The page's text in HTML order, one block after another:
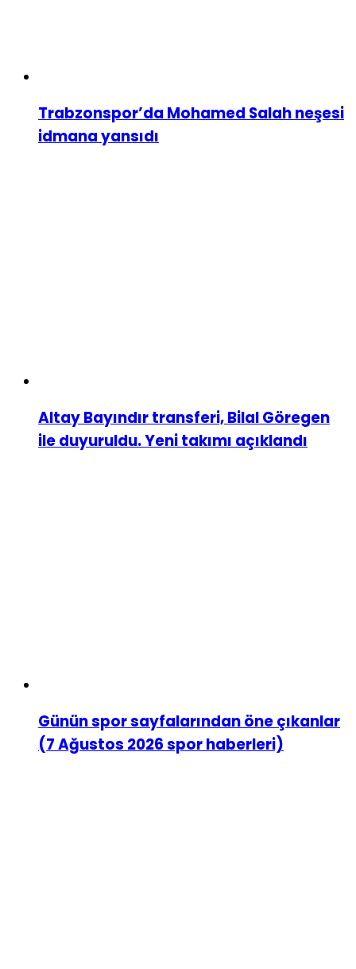
Trabzonspor’da Mohamed Salah neşesi
idmana yansıdı
Altay Bayındır transferi, Bilal Göregen
ile duyuruldu. Yeni takımı açıklandı
Günün spor sayfalarından öne çıkanlar
(7 Ağustos 2026 spor haberleri)